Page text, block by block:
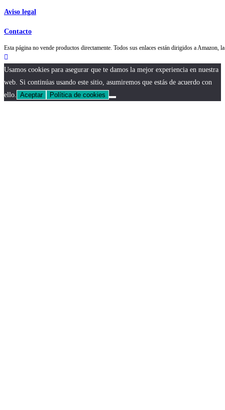
Aviso legal
Contacto
Esta página no vende productos directamente. Todos sus enlaces están dirigidos a
Usamos cookies para asegurar que te damos la mejor experiencia en nuestra
web. Si continúas usando este sitio, asumiremos que estás de acuerdo con
ello. Aceptar Política de cookies